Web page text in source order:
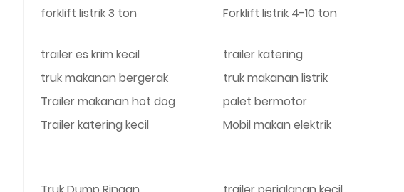
forklift listrik 3 ton
Forklift listrik 4-10 ton
trailer es krim kecil
trailer katering
truk makanan bergerak
truk makanan listrik
Trailer makanan hot dog
palet bermotor
Trailer katering kecil
Mobil makan elektrik